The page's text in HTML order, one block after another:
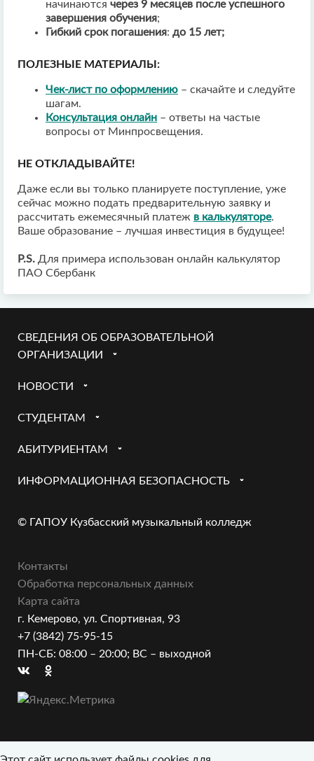
начинаются через 9 месяцев после успешного
завершения обучения;
Гибкий срок погашения: до 15 лет;
ПОЛЕЗНЫЕ МАТЕРИАЛЫ:
Чек-лист по оформлению – скачайте и следуйте
шагам.
Консультация онлайн – ответы на частые
вопросы от Минпросвещения.
НЕ ОТКЛАДЫВАЙТЕ!
Даже если вы только планируете поступление, уже
сейчас можно подать предварительную заявку и
рассчитать ежемесячный платеж в калькуляторе.
Ваше образование – лучшая инвестиция в будущее!
P.S. Для примера использован онлайн калькулятор
ПАО Сбербанк
СВЕДЕНИЯ ОБ ОБРАЗОВАТЕЛЬНОЙ
ОРГАНИЗАЦИИ
НОВОСТИ
СТУДЕНТАМ
АБИТУРИЕНТАМ
ИНФОРМАЦИОННАЯ БЕЗОПАСНОСТЬ
© ГАПОУ Кузбасский музыкальный колледж
Контакты
Обработка персональных данных
Карта сайта
г. Кемерово, ул. Спортивная, 93
+7 (3842) 75-95-15
ПН-СБ: 08:00 – 20:00; ВС – выходной